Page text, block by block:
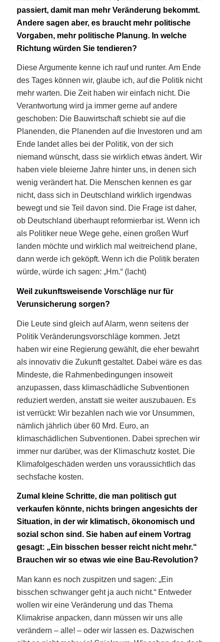
passiert, damit man mehr Veränderung bekommt.
Andere sagen aber, es braucht mehr politische
Vorgaben, mehr politische Planung. In welche
Richtung würden Sie tendieren?
Diese Argumente kenne ich rauf und runter. Am Ende
des Tages können wir, glaube ich, auf die Politik nicht
mehr warten. Die Zeit haben wir einfach nicht. Die
Verantwortung wird ja immer gerne auf andere
geschoben: Die Bauwirtschaft schiebt sie auf die
Planenden, die Planenden auf die Investoren und am
Ende landet alles bei der Politik, von der sich
niemand wünscht, dass sie wirklich etwas ändert. Wir
haben viele bleierne Jahre hinter uns, in denen sich
wenig verändert hat. Die Menschen kennen es gar
nicht, dass sich in Deutschland wirklich irgendwas
bewegt und sie Teil davon sind. Die Frage ist daher,
ob Deutschland überhaupt reformierbar ist. Wenn ich
als Politiker neue Wege gehe, einen großen Wurf
landen möchte und wirklich mal weitreichend plane,
dann werde ich geköpft. Wenn ich die Politik beraten
würde, würde ich sagen: „Hm.“ (lacht)
Weil zukunftsweisende Vorschläge nur für
Verunsicherung sorgen?
Die Leute sind gleich auf Alarm, wenn seitens der
Politik Veränderungsvorschläge kommen. Jetzt
haben wir eine Regierung gewählt, die eher bewahrt
als innovativ die Zukunft gestaltet. Dabei wäre es das
Mindeste, die Rahmenbedingungen insoweit
anzupassen, dass klimaschädliche Subventionen
reduziert werden, anstatt sie weiter auszubauen. Es
ist verrückt: Wir bezahlen nach wie vor Unsummen,
nämlich jährlich über 60 Mrd. Euro, an
klimaschädlichen Subventionen. Dabei sprechen wir
immer nur darüber, was der Klimaschutz kostet. Die
Klimafolgeschäden werden uns voraussichtlich das
sechsfache kosten.
Zumal kleine Schritte, die man politisch gut
verkaufen könnte, nichts bringen angesichts der
Situation, in der wir klimatisch, ökonomisch und
sozial schon sind. Sie haben auf einem Vortrag
gesagt: „Ein bisschen besser reicht nicht mehr.“
Brauchen wir so etwas wie eine Bau-Revolution?
Man kann es noch zuspitzen und sagen: „Ein
bisschen schwanger geht ja auch nicht.“ Entweder
wollen wir eine Veränderung und das Thema
Klimakrise anpacken, dann müssen wir uns alle
verändern – alle! – oder wir lassen es. Dazwischen